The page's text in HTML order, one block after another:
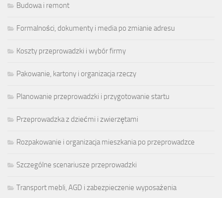
Budowa i remont
Formalności, dokumenty i media po zmianie adresu
Koszty przeprowadzki i wybór firmy
Pakowanie, kartony i organizacja rzeczy
Planowanie przeprowadzki i przygotowanie startu
Przeprowadzka z dziećmi i zwierzętami
Rozpakowanie i organizacja mieszkania po przeprowadzce
Szczególne scenariusze przeprowadzki
Transport mebli, AGD i zabezpieczenie wyposażenia